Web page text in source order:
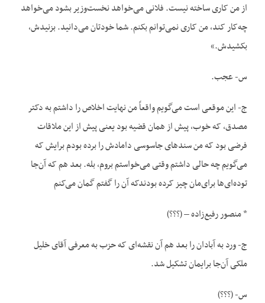
از من کاری ساخته نیست. فلانی می‌خواهد نخست‌وزیر بشود می‌خواهد
چه‌کار کند، من کاری نمی‌توانم بکنم. شما خودتان می‌دانید. بزنیدش،
بکشیدش.»
س- عجب.
ج- این موقعی است می‌گویم واقعاً من نهایت اخلاص را داشتم به دکتر
مصدق، که خوب، پیش از همان قضیه بود یعنی پیش از این ملاقات
فرضی بود که من سندهای جاسوسی دامادش را برده بودم برایش که
می‌گویم چه حالی داشتم وقتی می‌خواستم بروم، بله. بعد هم که آن‌جا
توده‌ای‌ها برای‌مان چیز کرده بودندکه آن را گفتم گمان می‌کنم
* منصور رفیع‌زاده – (؟؟؟)
ج- ورد به آبادان را بعد هم آن نقشه‌ای که حزب به معرفی آقای خلیل
ملکی آن‌جا برایمان تشکیل شد.
س- (؟؟؟)